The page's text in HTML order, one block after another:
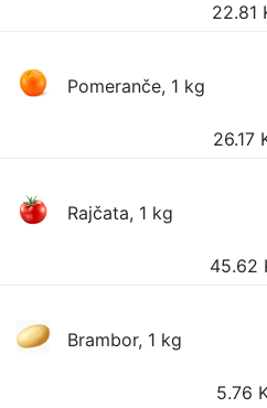
22.81
Pomeranče, 1 kg
26.17
Rajčata, 1 kg
45.62
Brambor, 1 kg
5.76